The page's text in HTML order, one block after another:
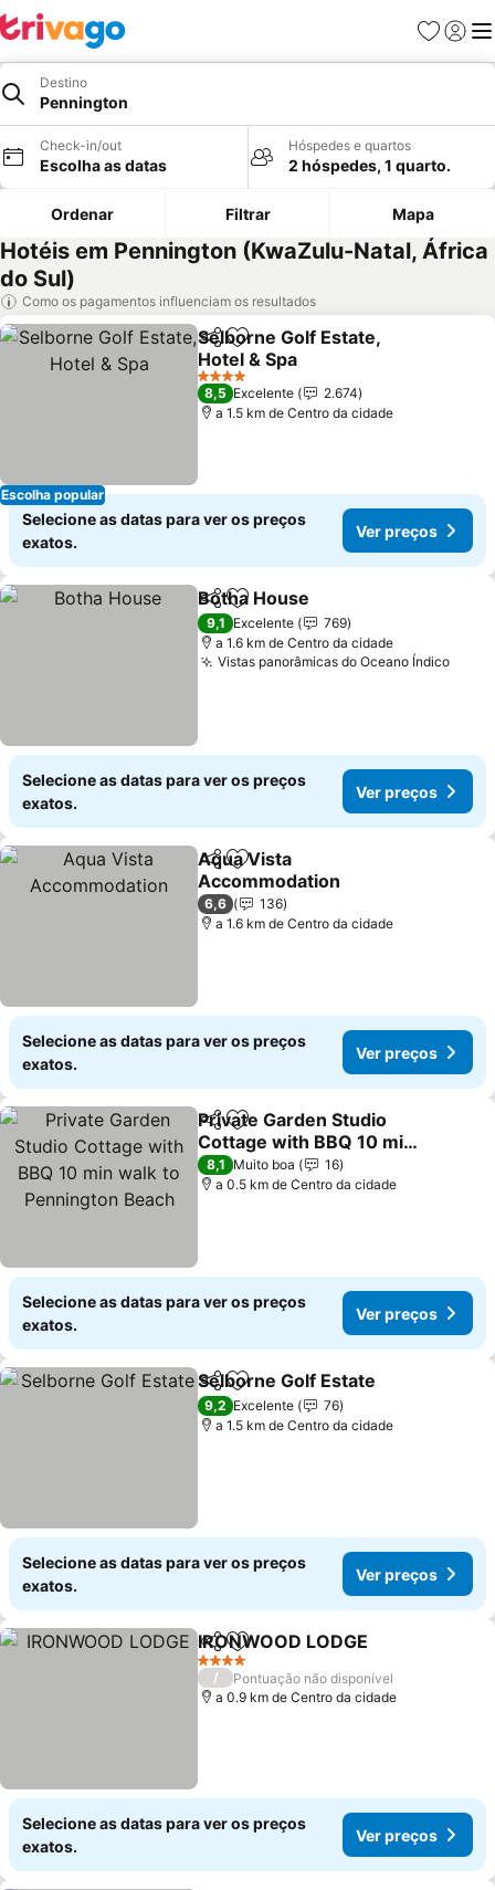
Favoritos
Iniciar
Destino
Pennington
Check-in/out
Escolha as datas
Hóspedes e quartos
2 hóspedes, 1 quarto.
Ordenar Filtrar Mapa
Hotéis em Pennington (KwaZulu-Natal, África
do Sul)
Como os pagamentos influenciam os resultados
Escolha popular
PartilharAdicionar aos favoritos
Selborne Golf Estate,
Hotel & Spa
4 Estrelas
8,5 Excelente
2.674
a 1.5 km de Centro da cidade
Selecione as datas para ver os preços
exatos.
Ver preços
PartilharAdicionar aos favoritos
Botha House
9,1 Excelente
769
a 1.6 km de Centro da cidade
Vistas panorâmicas do Oceano Índico
Selecione as datas para ver os preços
exatos.
Ver preços
PartilharAdicionar aos favoritos
Aqua Vista
Accommodation
6,6
136
a 1.6 km de Centro da cidade
Selecione as datas para ver os preços
exatos.
Ver preços
PartilharAdicionar aos favoritos
Private Garden Studio
Cottage with BBQ 10 min
walk to Pennington Beach
8,1 Muito boa
16
a 0.5 km de Centro da cidade
Selecione as datas para ver os preços
exatos.
Ver preços
PartilharAdicionar aos favoritos
Selborne Golf Estate
9,2 Excelente
76
a 1.5 km de Centro da cidade
Selecione as datas para ver os preços
exatos.
Ver preços
PartilharAdicionar aos favoritos
IRONWOOD LODGE
4 Estrelas
/
Pontuação não disponível
a 0.9 km de Centro da cidade
Selecione as datas para ver os preços
exatos.
Ver preços